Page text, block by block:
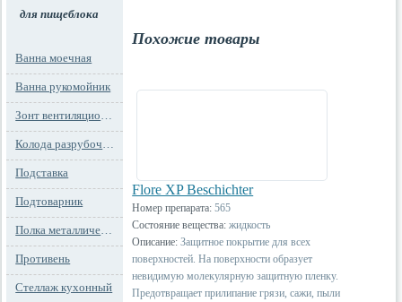
для пищеблока
Ванна моечная
Ванна рукомойник
Зонт вентиляционный
Колода разрубочная
Подставка
Подтоварник
Полка металлическая
Противень
Стеллаж кухонный
Похожие товары
Flore XP Beschichter
Номер препарата: 565
Состояние вещества: жидкость
Описание: Защитное покрытие для всех
поверхностей. На поверхности образует
невидимую молекулярную защитную пленку.
Предотвращает прилипание грязи, сажи, пыли